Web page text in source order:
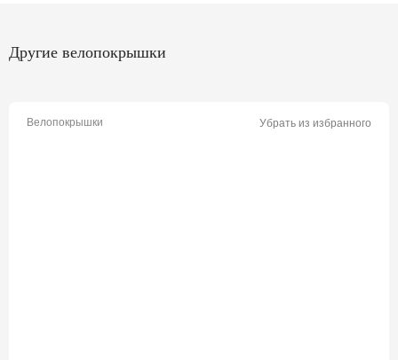
Другие велопокрышки
Велопокрышки Убрать из избранного